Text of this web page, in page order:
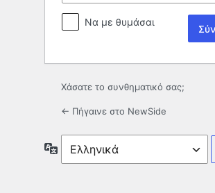
Να με θυμάσαι
Χάσατε το συνθηματικό σας;
← Πήγαινε στο NewSide
Γλώσσα